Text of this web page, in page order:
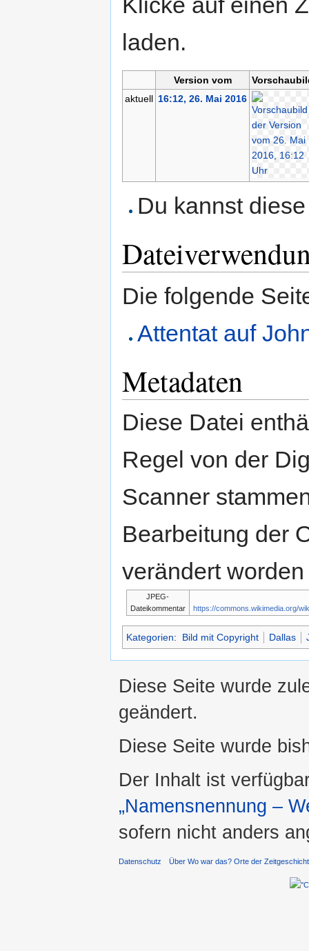
laden.
Version vom
aktuell 16:12, 26. Mai 2016
Du kannst
Die folgende
Attentat auf
Metadaten
Diese Datei
Regel von der
Scanner
Bearbeitung der
verändert
JPEG-
Dateikommentar
https://commons.wikimedia.org/
Kategorien: Bild mit Copyright Dallas
Diese Seite wurde
geändert.
Diese Seite wurde
Der Inhalt ist
„Namensnennung –
sofern nicht anders
Datenschutz Über Wo war das? Orte der